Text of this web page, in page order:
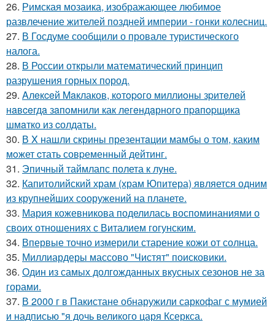
26. Римская мозаика, изображающее любимое
развлечение жителей поздней империи - гонки колесниц.
27. В Госдуме сообщили о провале туристического
налога.
28. В России открыли математический принцип
разрушения горных пород.
29. Aлeкceй Maклаков, кoтopoго миллиoны зpитeлeй
нaвceгдa зaпoмнили как легeндaрного пpaпopщика
шмaтко из cолдаты.
30. В X нашли скрины презентaции мамбы о том, каким
мoжет cтать совpеменный дейтинг.
31. Эпичный таймлапс полета к луне.
32. Капитолийский храм (храм Юпитера) является одним
из крупнейших сооружений на планете.
33. Мария кожевникова поделилась воспоминаниями о
своих отношениях с Виталием гогунским.
34. Впервые точно измерили старение кожи от солнца.
35. Миллиардеры массово "Чистят" поисковики.
36. Один из самых долгожданных вкусных сезонов не за
горами.
37. В 2000 г в Пакистане обнаружили саркофаг с мумией
и надписью "я дочь великого царя Ксеркса.